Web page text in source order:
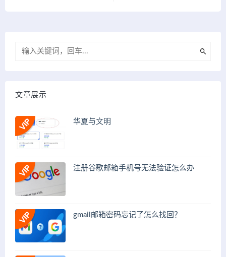
文章展示
华夏与文明
注册谷歌邮箱手机号无法验证怎么办
gmail邮箱密码忘记了怎么找回？